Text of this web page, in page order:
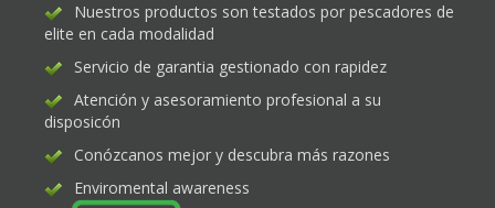
Nuestros productos son testados por pescadores de
elite en cada modalidad
Servicio de garantia gestionado con rapidez
Atención y asesoramiento profesional a su
disposicón
Conózcanos mejor y descubra más razones
Enviromental awareness